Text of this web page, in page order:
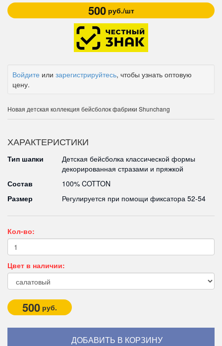
500руб./шт
Войдите или зарегистрируйтесь, чтобы узнать оптовую
цену.
Новая детская коллекция бейсболок фабрики Shunchang
ХАРАКТЕРИСТИКИ
Тип шапки
Детская бейсболка классической формы
декорированная стразами и пряжкой
Состав
100% COTTON
Размер
Регулируется при помощи фиксатора 52-54
Кол-во:
Цвет в наличии:
500 руб.